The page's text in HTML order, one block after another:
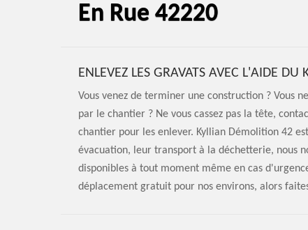
En Rue 42220
ENLEVEZ LES GRAVATS AVEC L'AIDE
Vous venez de terminer une construction ? Vous
par le chantier ? Ne vous cassez pas la tête,
chantier pour les enlever. Kyllian Démolition 42
évacuation, leur transport à la déchetterie, nous
disponibles à tout moment même en cas
déplacement gratuit pour nos environs, alors